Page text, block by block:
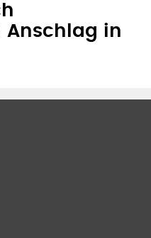
Anschlag in